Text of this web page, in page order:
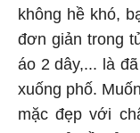
không hề khó,
đơn giản trong
áo 2 dây,... là
xuống phố.
mặc đẹp với